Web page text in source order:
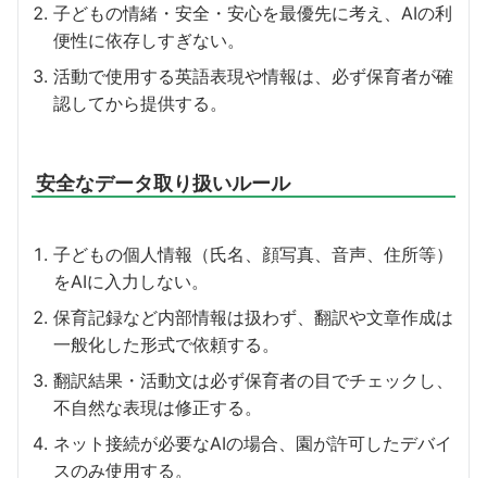
子どもの情緒・安全・安心を最優先に考え、AIの利
便性に依存しすぎない。
活動で使用する英語表現や情報は、必ず保育者が確
認してから提供する。
安全なデータ取り扱いルール
子どもの個人情報（氏名、顔写真、音声、住所等）
をAIに入力しない。
保育記録など内部情報は扱わず、翻訳や文章作成は
一般化した形式で依頼する。
翻訳結果・活動文は必ず保育者の目でチェックし、
不自然な表現は修正する。
ネット接続が必要なAIの場合、園が許可したデバイ
スのみ使用する。